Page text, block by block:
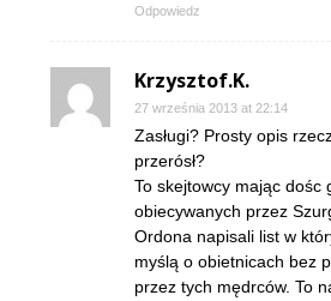
Odpowiedz
Krzysztof.K.
27 września 2013 at 22:14
Zasługi? Prosty opis
przerósł?
To skejtowcy mając dośc
obiecywanych przez
Ordona napisali list w
myślą o obietnicach bez
przez tych mędrców. To